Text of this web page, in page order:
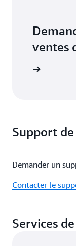
ventes
Support
Demander un
Contacter le
Services